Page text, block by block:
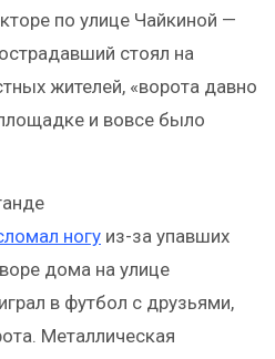
по улице Чайкиной —
стоял на
жителей, «ворота давно
и вовсе было
ногу из-за упавших
дома на улице
в футбол с друзьями,
Металлическая